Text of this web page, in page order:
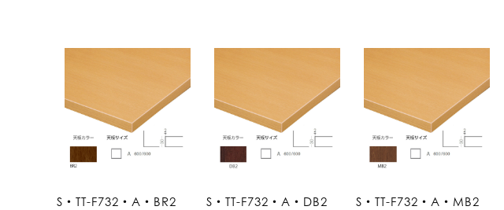
S・TT-F732・A・BR2 S・TT-F732・A・DB2 S・TT-F732・A・MB2